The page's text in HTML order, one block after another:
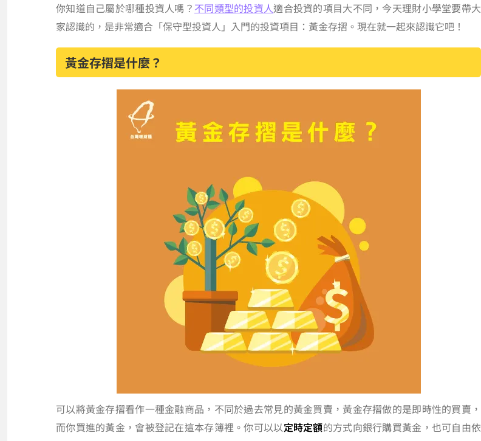
你知道自己屬於哪種投資人嗎？ 不同類型的投資人適合投資的項目大不同，今天理財小學堂要帶大
家認識的，是非常適合「保守型投資人」入門的投資項目：黃金存摺。現在就一起來認識它吧！
黃金存摺是什麼？
可以將黃金存摺看作一種金融商品，不同於過去常見的黃金買賣，黃金存摺做的是即時性的買賣，
而你買進的黃金，會被登記在這本存簿裡。你可以以定時定額的方式向銀行購買黃金，也可自由依